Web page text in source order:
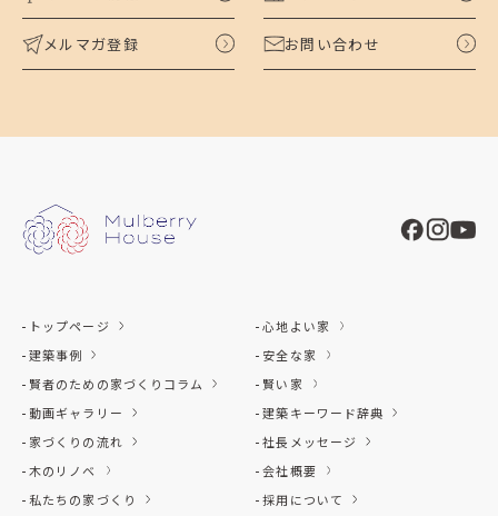
メルマガ登録 お問い合わせ
トップページ
建築事例
賢者のための家づくりコラム
動画ギャラリー
家づくりの流れ
木のリノベ
私たちの家づくり
心地よい家
安全な家
賢い家
建築キーワード辞典
社長メッセージ
会社概要
採用について